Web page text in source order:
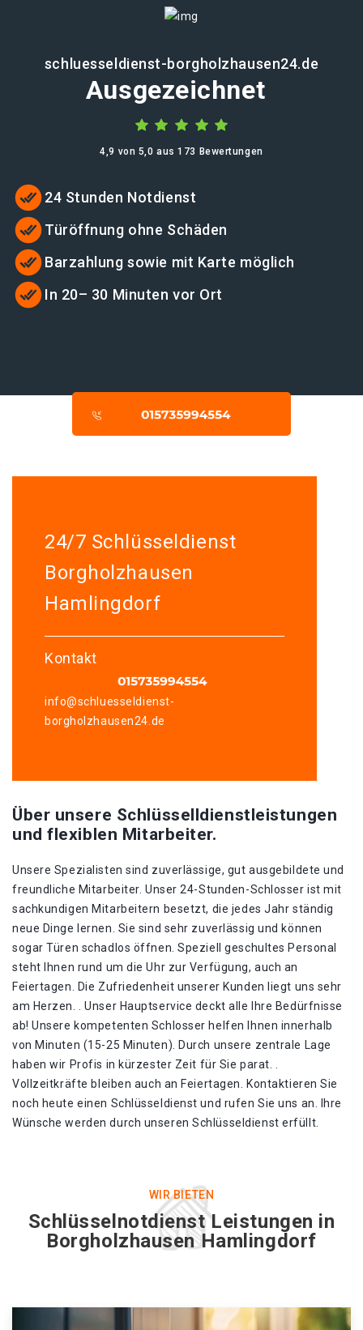
schluesseldienst-borgholzhausen24.de
Ausgezeichnet
4,9 von 5,0 aus 173 Bewertungen
24 Stunden Notdienst
Türöffnung ohne Schäden
Barzahlung sowie mit Karte möglich
In 20– 30 Minuten vor Ort
24/7 Schlüsseldienst
Borgholzhausen
Hamlingdorf
Kontakt
info@schluesseldienst-
borgholzhausen24.de
Über unsere Schlüsselldienstleistungen
und flexiblen Mitarbeiter.
Unsere Spezialisten sind zuverlässige, gut ausgebildete und
freundliche Mitarbeiter. Unser 24-Stunden-Schlosser ist mit
sachkundigen Mitarbeitern besetzt, die jedes Jahr ständig
neue Dinge lernen. Sie sind sehr zuverlässig und können
sogar Türen schadlos öffnen. Speziell geschultes Personal
steht Ihnen rund um die Uhr zur Verfügung, auch an
Feiertagen. Die Zufriedenheit unserer Kunden liegt uns sehr
am Herzen. . Unser Hauptservice deckt alle Ihre Bedürfnisse
ab! Unsere kompetenten Schlosser helfen Ihnen innerhalb
von Minuten (15-25 Minuten). Durch unsere zentrale Lage
haben wir Profis in kürzester Zeit für Sie parat. .
Vollzeitkräfte bleiben auch an Feiertagen. Kontaktieren Sie
noch heute einen Schlüsseldienst und rufen Sie uns an. Ihre
Wünsche werden durch unseren Schlüsseldienst erfüllt.
WIR BIETEN
Schlüsselnotdienst Leistungen in
Borgholzhausen Hamlingdorf